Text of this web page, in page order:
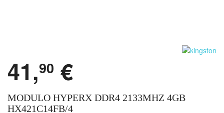
41,90 €
MODULO HYPERX DDR4 2133MHZ 4GB
HX421C14FB/4